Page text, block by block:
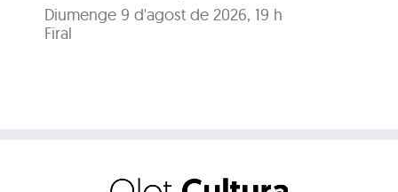
Diumenge 9 d'agost de 2026, 19 h
Firal